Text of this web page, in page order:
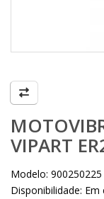
VIPART
Modelo: 900250225
Disponibilidade: Em